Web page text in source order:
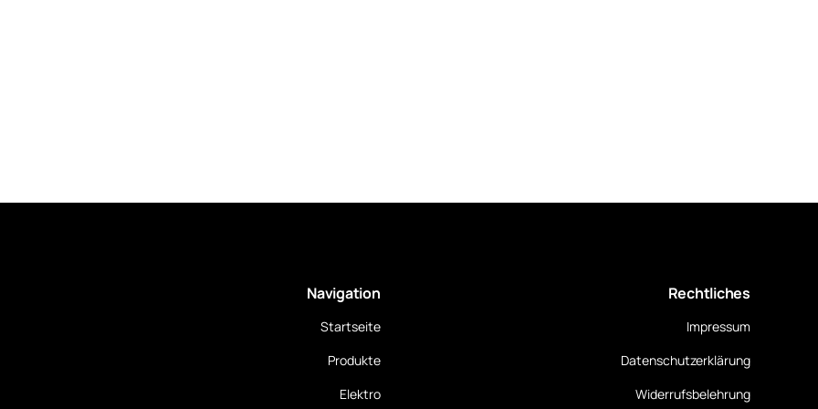
Navigation
Startseite
Produkte
Elektro
Rechtliches
Impressum
Datenschutzerklärung
Widerrufsbelehrung